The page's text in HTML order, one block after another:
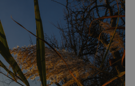
kraje, daňové
dolarů. Na druhou stranu
věci. Na malé kousky
[…]